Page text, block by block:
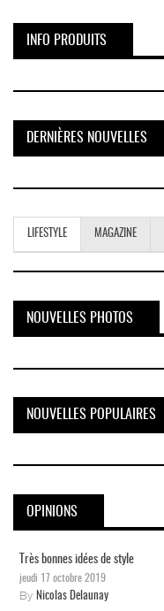
INFO PRODUITS
DERNIÈRES NOUVELLES
LIFESTYLE MAGAZINE
NOUVELLES PHOTOS
NOUVELLES POPULAIRES
OPINIONS
Très bonnes idées de style
jeudi 17 octobre 2019
By Nicolas Delaunay